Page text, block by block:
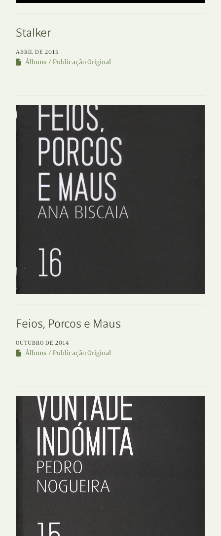
Stalker
ABRIL DE 2015
Álbuns Publicação Original
Feios, Porcos e Maus
OUTUBRO DE 2014
Álbuns Publicação Original